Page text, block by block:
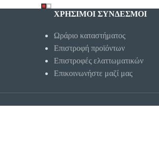
ΔΙΑΒΆΣΤΕ ΠΕΡΙΣΣΌΤΕΡΑ
ΧΡΗΣΙΜΟΙ ΣΥΝΔΕΣΜΟΙ
Ωράριο καταστήματος
Επιστροφή προϊόντων
Επιστροφές ελαττωματικών
Επικοινωνήστε μαζί μας